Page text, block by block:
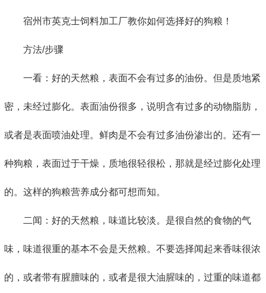
宿州市英克士饲料加工厂教你如何选择好的狗粮！
方法/步骤
一看：好的天然粮，表面不会有过多的油份。但是质地紧
密，未经过膨化。表面油份很多，说明含有过多的动物脂肪，
或者是表面喷油处理。鲜肉是不会有过多油份渗出的。还有一
种狗粮，表面过于干燥，质地很轻很松，那就是经过膨化处理
的。这样的狗粮营养成分都可想而知。
二闻：好的天然粮，味道比较淡。是很自然的食物的气
味，味道很重的基本不会是天然粮。不要选择闻起来香味很浓
的，或者带有腥膻味的，或者是很大油腥味的，过重的味道都